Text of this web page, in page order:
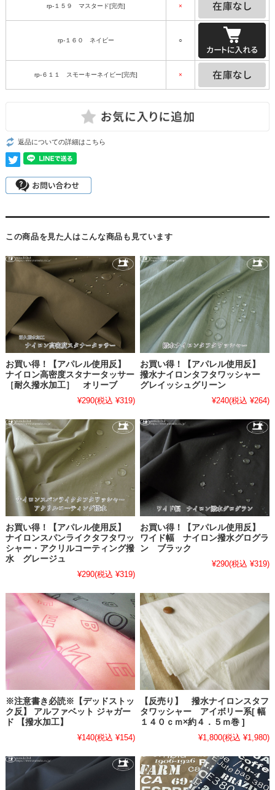
rp-１５９ マスタード[完売] ×
rp-１６０ ネイビー ○
rp-６１１ スモーキーネイビー[完売] ×
返品についての詳細はこちら
この商品を見た人はこんな商品も見ています
お買い得！【アパレル使用反】
ナイロン高密度スタナータッサー
［耐久撥水加工］ オリーブ
¥290(税込 ¥319)
お買い得！【アパレル使用反】
撥水ナイロンタフタワッシャー
グレイッシュグリーン
¥240(税込 ¥264)
お買い得！【アパレル使用反】
ナイロンスパンライクタフタワッ
シャー・アクリルコーティング撥
水 グレージュ
¥290(税込 ¥319)
お買い得！【アパレル使用反】
ワイド幅 ナイロン撥水グログラ
ン ブラック
¥290(税込 ¥319)
※注意書き必読※【デッドストッ
ク反】 アルファベット ジャガー
ド 【撥水加工】
¥140(税込 ¥154)
【反売り】 撥水ナイロンスタフ
タワッシャー アイボリー系[ 幅
１４０ｃｍ×約４．５ｍ巻 ]
¥1,800(税込 ¥1,980)